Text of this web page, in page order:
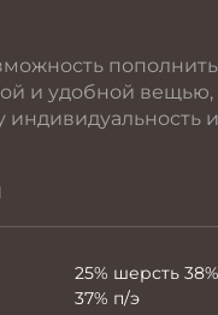
и удобной вещью,
25% шерсть
37% п/э